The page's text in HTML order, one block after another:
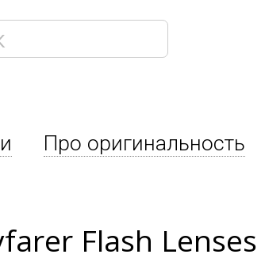
Про оригинальность
Flash Lenses